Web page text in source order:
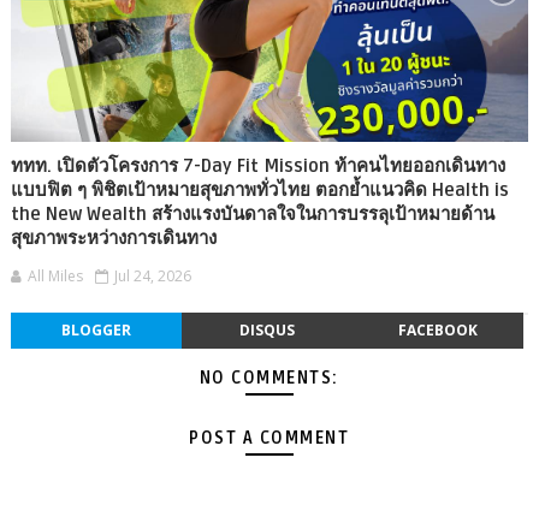
ททท. เปิดตัวโครงการ 7-Day Fit Mission ท้าคนไทยออกเดินทาง
แบบฟิต ๆ พิชิตเป้าหมายสุขภาพทั่วไทย ตอกย้ำแนวคิด Health is
the New Wealth สร้างแรงบันดาลใจในการบรรลุเป้าหมายด้าน
สุขภาพระหว่างการเดินทาง
All Miles Jul 24, 2026
BLOGGER DISQUS FACEBOOK
NO COMMENTS:
POST A COMMENT